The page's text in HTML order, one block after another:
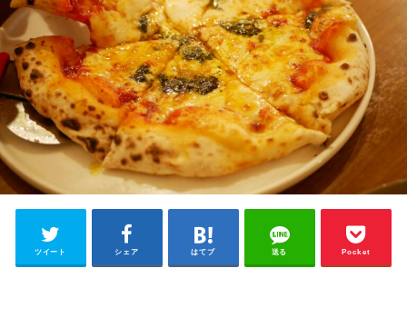
ツイート シェア はてブ 送る Pocket